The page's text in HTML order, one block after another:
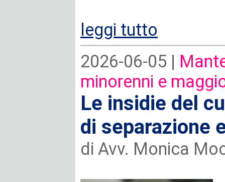
leggi tutto
2026-06-05 |
minorenni e
Le insidie del
di separazione
di Avv. Monica